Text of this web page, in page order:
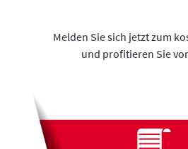
Melden Sie sich jetzt zum
und profitieren Sie